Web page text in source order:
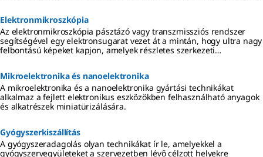
Elektronmikroszkópia
Az elektronmikroszkópia pásztázó vagy transzmissziós rendszer
segítségével egy elektronsugarat vezet át a mintán, hogy ultra nagy
felbontású képeket kapjon, amelyek részletes szerkezeti
Mikroelektronika és nanoelektronika
A mikroelektronika és a nanoelektronika gyártási technikákat
alkalmaz a fejlett elektronikus eszközökben felhasználható anyagok
és alkatrészek miniatürizálására.
Gyógyszerkiszállítás
A gyógyszeradagolás olyan technikákat ír le, amelyekkel a
gyógyszervegyületeket a szervezetben lévő célzott helyekre